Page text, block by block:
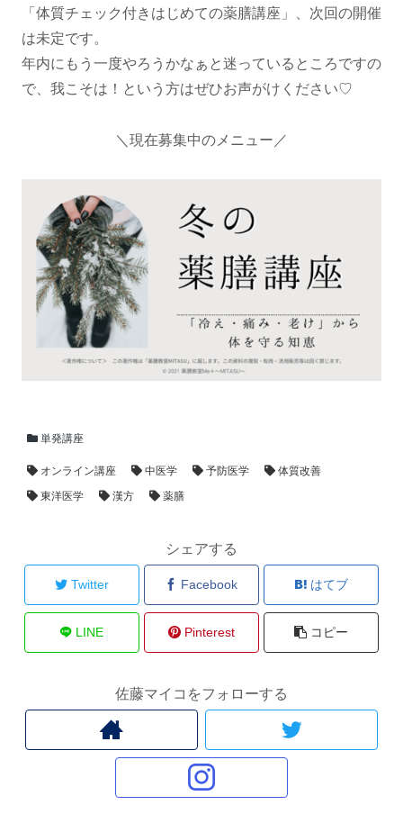
「体質チェック付きはじめての薬膳講座」、次回の開催
は未定です。
年内にもう一度やろうかなぁと迷っているところですの
で、我こそは！という方はぜひお声がけください♡
＼現在募集中のメニュー／
単発講座
オンライン講座 中医学 予防医学
体質改善
東洋医学
漢方 薬膳
シェアする
Twitter Facebook はてブ
LINE Pinterest コピー
佐藤マイコをフォローする